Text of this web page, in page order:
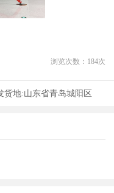
浏览次数： 184次
货地:山东省青岛城阳区